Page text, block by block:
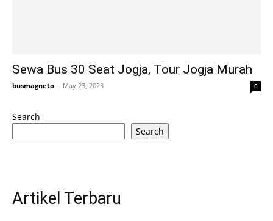
Sewa Bus 30 Seat Jogja, Tour Jogja Murah
busmagneto - May 23, 2023 0
Search
Search
Artikel Terbaru